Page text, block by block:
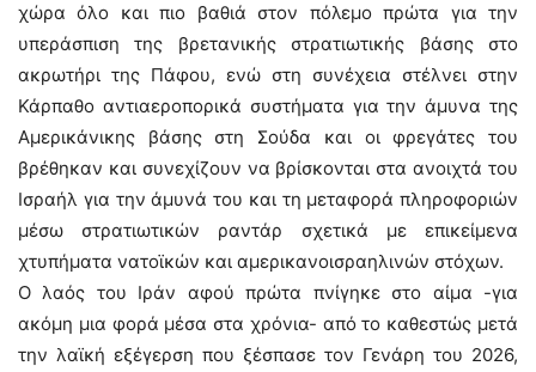
χώρα όλο και πιο βαθιά στον πόλεμο πρώτα για την
υπεράσπιση της βρετανικής στρατιωτικής βάσης στο
ακρωτήρι της Πάφου, ενώ στη συνέχεια στέλνει στην
Κάρπαθο αντιαεροπορικά συστήματα για την άμυνα της
Αμερικάνικης βάσης στη Σούδα και οι φρεγάτες του
βρέθηκαν και συνεχίζουν να βρίσκονται στα ανοιχτά του
Ισραήλ για την άμυνά του και τη μεταφορά πληροφοριών
μέσω στρατιωτικών ραντάρ σχετικά με επικείμενα
χτυπήματα νατοϊκών και αμερικανοισραηλινών στόχων.
Ο λαός του Ιράν αφού πρώτα πνίγηκε στο αίμα -για
ακόμη μια φορά μέσα στα χρόνια- από το καθεστώς μετά
την λαϊκή εξέγερση που ξέσπασε τον Γενάρη του 2026,